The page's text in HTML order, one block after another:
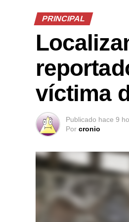
PRINCIPAL
víctima
Publicado hace 9
Por cronio